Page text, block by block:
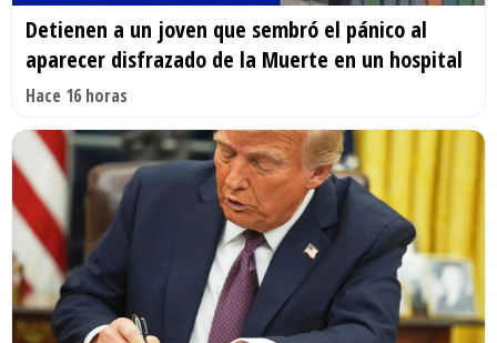
Detienen a un joven que sembró el pánico al
aparecer disfrazado de la Muerte en un hospital
Hace 16 horas